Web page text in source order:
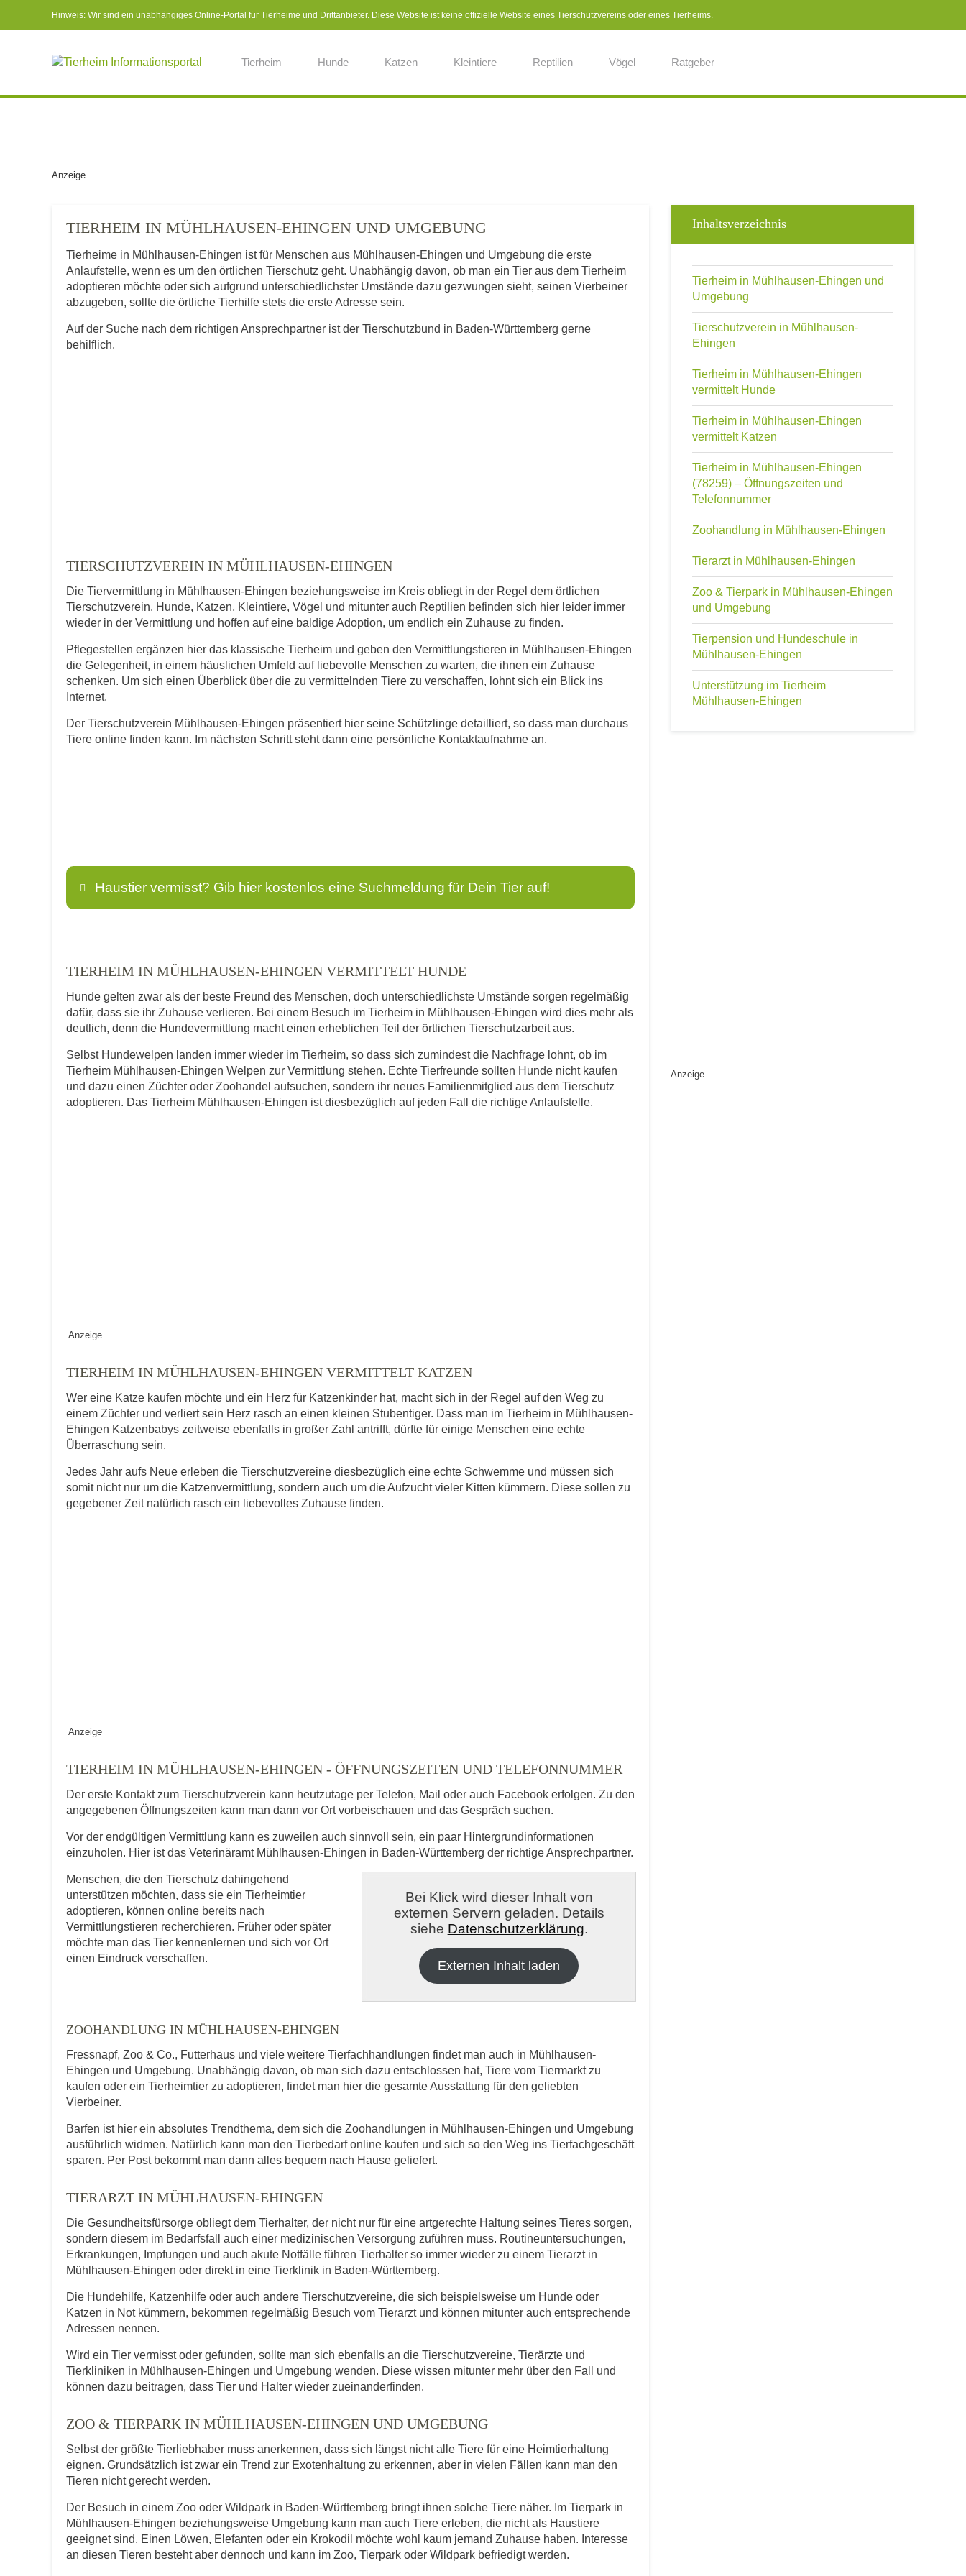
Hinweis: Wir sind ein unabhängiges Online-Portal für Tierheime und Drittanbieter. Diese Website ist keine offizielle Website eines Tierschutzvereins oder eines Tierheims.
Tierheim Hunde Katzen Kleintiere Reptilien Vögel Ratgeber
Anzeige
TIERHEIM IN MÜHLHAUSEN-EHINGEN UND UMGEBUNG
Tierheime in Mühlhausen-Ehingen ist für Menschen aus Mühlhausen-Ehingen und Umgebung die erste
Anlaufstelle, wenn es um den örtlichen Tierschutz geht. Unabhängig davon, ob man ein Tier aus dem Tierheim
adoptieren möchte oder sich aufgrund unterschiedlichster Umstände dazu gezwungen sieht, seinen Vierbeiner
abzugeben, sollte die örtliche Tierhilfe stets die erste Adresse sein.
Auf der Suche nach dem richtigen Ansprechpartner ist der Tierschutzbund in Baden-Württemberg gerne
behilflich.
TIERSCHUTZVEREIN IN MÜHLHAUSEN-EHINGEN
Die Tiervermittlung in Mühlhausen-Ehingen beziehungsweise im Kreis obliegt in der Regel dem örtlichen
Tierschutzverein. Hunde, Katzen, Kleintiere, Vögel und mitunter auch Reptilien befinden sich hier leider immer
wieder in der Vermittlung und hoffen auf eine baldige Adoption, um endlich ein Zuhause zu finden.
Pflegestellen ergänzen hier das klassische Tierheim und geben den Vermittlungstieren in Mühlhausen-Ehingen
die Gelegenheit, in einem häuslichen Umfeld auf liebevolle Menschen zu warten, die ihnen ein Zuhause
schenken. Um sich einen Überblick über die zu vermittelnden Tiere zu verschaffen, lohnt sich ein Blick ins
Internet.
Der Tierschutzverein Mühlhausen-Ehingen präsentiert hier seine Schützlinge detailliert, so dass man durchaus
Tiere online finden kann. Im nächsten Schritt steht dann eine persönliche Kontaktaufnahme an.
Haustier vermisst? Gib hier kostenlos eine Suchmeldung für Dein Tier auf!
E-Mail*
Alter des Tiers
Beschreibung des Tiers*
Kontaktdaten des Besitzers
Diese Daten werden zu Kontaktaufnahme veröffentlicht.
E-Mail-Adresse
Telefonnummer
Mit Absenden der Daten akzeptiere ich dieDatenschutzbedinungen..
ABSENDEN
TIERHEIM IN MÜHLHAUSEN-EHINGEN VERMITTELT HUNDE
Hunde gelten zwar als der beste Freund des Menschen, doch unterschiedlichste Umstände sorgen regelmäßig
dafür, dass sie ihr Zuhause verlieren. Bei einem Besuch im Tierheim in Mühlhausen-Ehingen wird dies mehr als
deutlich, denn die Hundevermittlung macht einen erheblichen Teil der örtlichen Tierschutzarbeit aus.
Selbst Hundewelpen landen immer wieder im Tierheim, so dass sich zumindest die Nachfrage lohnt, ob im
Tierheim Mühlhausen-Ehingen Welpen zur Vermittlung stehen. Echte Tierfreunde sollten Hunde nicht kaufen
und dazu einen Züchter oder Zoohandel aufsuchen, sondern ihr neues Familienmitglied aus dem Tierschutz
adoptieren. Das Tierheim Mühlhausen-Ehingen ist diesbezüglich auf jeden Fall die richtige Anlaufstelle.
Anzeige
TIERHEIM IN MÜHLHAUSEN-EHINGEN VERMITTELT KATZEN
Wer eine Katze kaufen möchte und ein Herz für Katzenkinder hat, macht sich in der Regel auf den Weg zu
einem Züchter und verliert sein Herz rasch an einen kleinen Stubentiger. Dass man im Tierheim in Mühlhausen-
Ehingen Katzenbabys zeitweise ebenfalls in großer Zahl antrifft, dürfte für einige Menschen eine echte
Überraschung sein.
Jedes Jahr aufs Neue erleben die Tierschutzvereine diesbezüglich eine echte Schwemme und müssen sich
somit nicht nur um die Katzenvermittlung, sondern auch um die Aufzucht vieler Kitten kümmern. Diese sollen zu
gegebener Zeit natürlich rasch ein liebevolles Zuhause finden.
Anzeige
TIERHEIM IN MÜHLHAUSEN-EHINGEN - ÖFFNUNGSZEITEN UND TELEFONNUMMER
Der erste Kontakt zum Tierschutzverein kann heutzutage per Telefon, Mail oder auch Facebook erfolgen. Zu den
angegebenen Öffnungszeiten kann man dann vor Ort vorbeischauen und das Gespräch suchen.
Vor der endgültigen Vermittlung kann es zuweilen auch sinnvoll sein, ein paar Hintergrundinformationen
einzuholen. Hier ist das Veterinäramt Mühlhausen-Ehingen in Baden-Württemberg der richtige Ansprechpartner.
Menschen, die den Tierschutz dahingehend
unterstützen möchten, dass sie ein Tierheimtier
adoptieren, können online bereits nach
Vermittlungstieren recherchieren. Früher oder später
möchte man das Tier kennenlernen und sich vor Ort
einen Eindruck verschaffen.
Bei Klick wird dieser Inhalt von
externen Servern geladen. Details
siehe Datenschutzerklärung.
Externen Inhalt laden
ZOOHANDLUNG IN MÜHLHAUSEN-EHINGEN
Fressnapf, Zoo & Co., Futterhaus und viele weitere Tierfachhandlungen findet man auch in Mühlhausen-
Ehingen und Umgebung. Unabhängig davon, ob man sich dazu entschlossen hat, Tiere vom Tiermarkt zu
kaufen oder ein Tierheimtier zu adoptieren, findet man hier die gesamte Ausstattung für den geliebten
Vierbeiner.
Barfen ist hier ein absolutes Trendthema, dem sich die Zoohandlungen in Mühlhausen-Ehingen und Umgebung
ausführlich widmen. Natürlich kann man den Tierbedarf online kaufen und sich so den Weg ins Tierfachgeschäft
sparen. Per Post bekommt man dann alles bequem nach Hause geliefert.
TIERARZT IN MÜHLHAUSEN-EHINGEN
Die Gesundheitsfürsorge obliegt dem Tierhalter, der nicht nur für eine artgerechte Haltung seines Tieres sorgen,
sondern diesem im Bedarfsfall auch einer medizinischen Versorgung zuführen muss. Routineuntersuchungen,
Erkrankungen, Impfungen und auch akute Notfälle führen Tierhalter so immer wieder zu einem Tierarzt in
Mühlhausen-Ehingen oder direkt in eine Tierklinik in Baden-Württemberg.
Die Hundehilfe, Katzenhilfe oder auch andere Tierschutzvereine, die sich beispielsweise um Hunde oder
Katzen in Not kümmern, bekommen regelmäßig Besuch vom Tierarzt und können mitunter auch entsprechende
Adressen nennen.
Wird ein Tier vermisst oder gefunden, sollte man sich ebenfalls an die Tierschutzvereine, Tierärzte und
Tierkliniken in Mühlhausen-Ehingen und Umgebung wenden. Diese wissen mitunter mehr über den Fall und
können dazu beitragen, dass Tier und Halter wieder zueinanderfinden.
ZOO & TIERPARK IN MÜHLHAUSEN-EHINGEN UND UMGEBUNG
Selbst der größte Tierliebhaber muss anerkennen, dass sich längst nicht alle Tiere für eine Heimtierhaltung
eignen. Grundsätzlich ist zwar ein Trend zur Exotenhaltung zu erkennen, aber in vielen Fällen kann man den
Tieren nicht gerecht werden.
Der Besuch in einem Zoo oder Wildpark in Baden-Württemberg bringt ihnen solche Tiere näher. Im Tierpark in
Mühlhausen-Ehingen beziehungsweise Umgebung kann man auch Tiere erleben, die nicht als Haustiere
geeignet sind. Einen Löwen, Elefanten oder ein Krokodil möchte wohl kaum jemand Zuhause haben. Interesse
an diesen Tieren besteht aber dennoch und kann im Zoo, Tierpark oder Wildpark befriedigt werden.
Inhaltsverzeichnis
Tierheim in Mühlhausen-Ehingen und
Umgebung
Tierschutzverein in Mühlhausen-
Ehingen
Tierheim in Mühlhausen-Ehingen
vermittelt Hunde
Tierheim in Mühlhausen-Ehingen
vermittelt Katzen
Tierheim in Mühlhausen-Ehingen
(78259) – Öffnungszeiten und
Telefonnummer
Zoohandlung in Mühlhausen-Ehingen
Tierarzt in Mühlhausen-Ehingen
Zoo & Tierpark in Mühlhausen-Ehingen
und Umgebung
Tierpension und Hundeschule in
Mühlhausen-Ehingen
Unterstützung im Tierheim
Mühlhausen-Ehingen
Anzeige